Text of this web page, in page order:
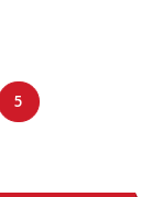
5